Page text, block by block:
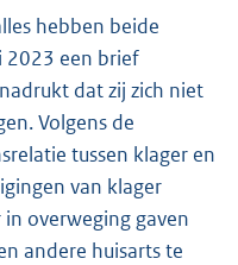
hebben beide
2023 een brief
dat zij zich niet
Volgens de
tussen klager en
van klager
overweging gaven
andere huisarts te